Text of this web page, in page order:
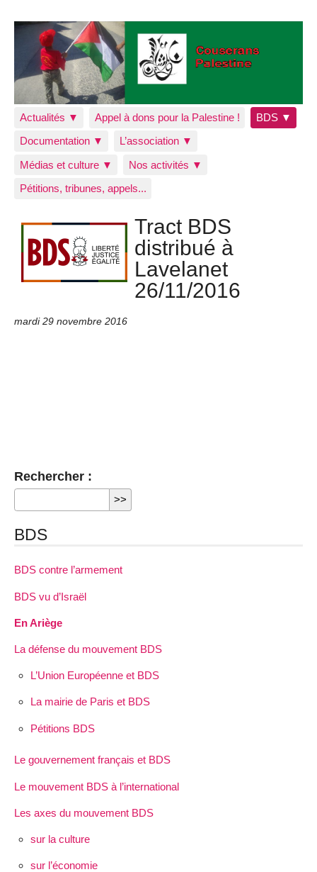
Actualités ▼ Appel à dons pour la Palestine !
BDS ▼
Documentation ▼
L’association ▼
Médias et culture ▼
Nos activités ▼
Pétitions, tribunes, appels...
Tract BDS
distribué à
Lavelanet
26/11/2016
mardi 29 novembre 2016
Rechercher :
BDS
BDS contre l’armement
BDS vu d’Israël
En Ariège
La défense du mouvement BDS
L’Union Européenne et BDS
La mairie de Paris et BDS
Pétitions BDS
Le gouvernement français et BDS
Le mouvement BDS à l’international
Les axes du mouvement BDS
sur la culture
sur l’économie